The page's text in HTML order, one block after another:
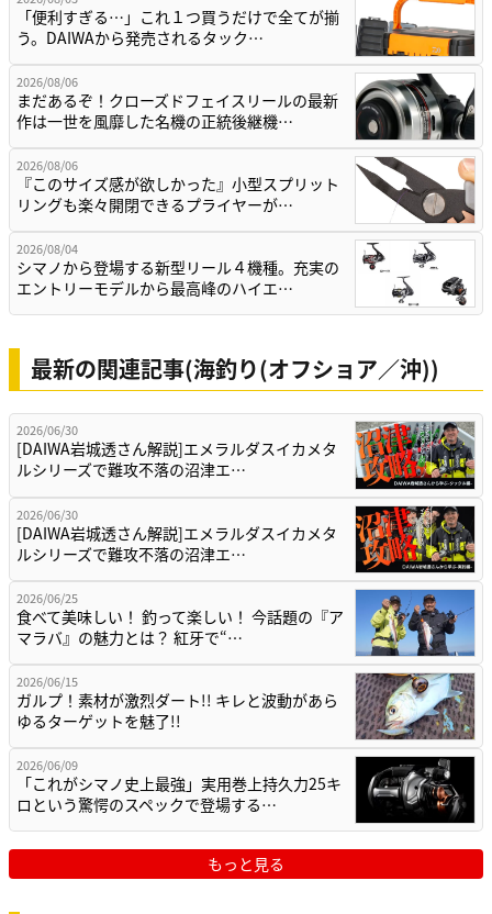
「便利すぎる…」これ１つ買うだけで全てが揃
う。DAIWAから発売されるタック…
2026/08/06
まだあるぞ！クローズドフェイスリールの最新
作は一世を風靡した名機の正統後継機…
2026/08/06
『このサイズ感が欲しかった』小型スプリット
リングも楽々開閉できるプライヤーが…
2026/08/04
シマノから登場する新型リール４機種。充実の
エントリーモデルから最高峰のハイエ…
最新の関連記事(海釣り(オフショア／沖))
2026/06/30
[DAIWA岩城透さん解説]エメラルダスイカメタ
ルシリーズで難攻不落の沼津エ…
2026/06/30
[DAIWA岩城透さん解説]エメラルダスイカメタ
ルシリーズで難攻不落の沼津エ…
2026/06/25
食べて美味しい！ 釣って楽しい！ 今話題の『ア
マラバ』の魅力とは？ 紅牙で“…
2026/06/15
ガルプ！素材が激烈ダート!! キレと波動があら
ゆるターゲットを魅了!!
2026/06/09
「これがシマノ史上最強」実用巻上持久力25キ
ロという驚愕のスペックで登場する…
もっと見る